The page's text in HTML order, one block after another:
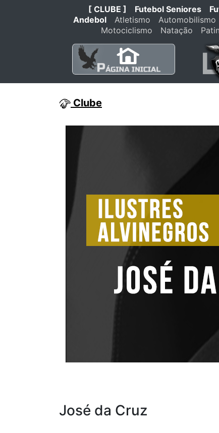
[ CLUBE ] Futebol Seniores
Andebol
Atletismo Automobilismo
Motociclismo
Natação
Clube
José da Cruz